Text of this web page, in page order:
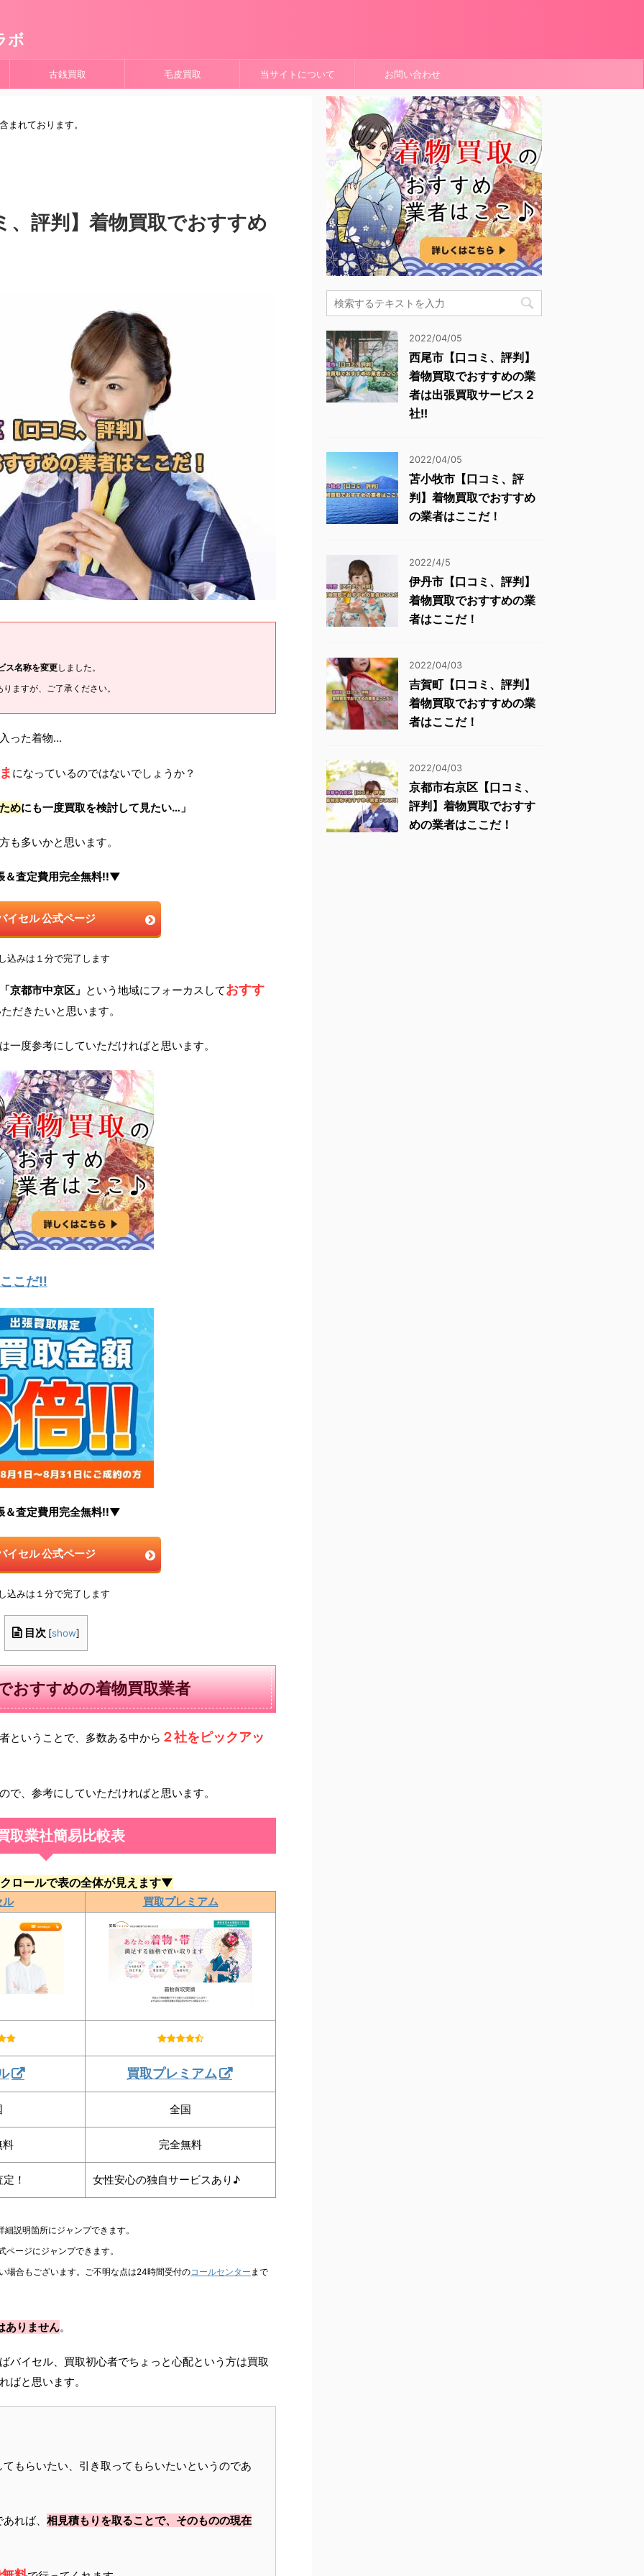
ボ
古銭買取 毛皮買取 当サイトについて お問い合わせ
まれております。
、評判】着物買取でおすすめ
ス名称を変更しました。
ますが、ご了承ください。
った着物…
になっているのではないでしょうか？
めにも一度買取を検討して見たい…」
も多いかと思います。
査定費用完全無料!!▼
イセル 公式ページ
込みは１分で完了します
京都市中京区」 という地域にフォーカスしておすす
だきたいと思います。
度参考にしていただければと思います。
こだ!!
査定費用完全無料!!▼
イセル 公式ページ
込みは１分で完了します
目次 [show]
おすすめの着物買取業者
ということで、多数ある中から ２社をピックアッ
、参考にしていただければと思います。
取業社簡易比較表
ロールで表の全体が見えます▼
ル 買取プレミアム
買取プレミアム
全国
料 完全無料
！ 女性安心の独自サービスあり♪
説明箇所にジャンプできます。
ージにジャンプできます。
合もございます。ご不明な点は24時間受付のコールセンター まで
ありません。
バイセル、買取初心者でちょっと心配という方は買取
ばと思います。
もらいたい、引き取ってもらいたいというのであ
れば、 相見積もりを取ることで、そのものの現在
2022/04/05
西尾市【口コミ、評判】
着物買取でおすすめの業
者は出張買取サービス２
社!!
2022/04/05
苫小牧市【口コミ、評
判】着物買取でおすすめ
の業者はここだ！
2022/4/5
伊丹市【口コミ、評判】
着物買取でおすすめの業
者はここだ！
2022/04/03
吉賀町【口コミ、評判】
着物買取でおすすめの業
者はここだ！
2022/04/03
京都市右京区【口コミ、
評判】着物買取でおすす
めの業者はここだ！